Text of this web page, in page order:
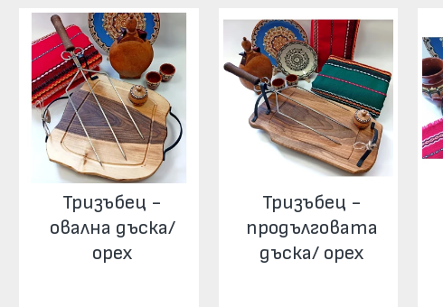
Тризъбец -
овална дъска/
орех
Тризъбец -
продълговата
дъска/ орех